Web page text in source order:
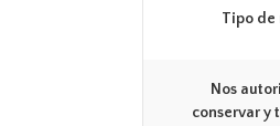
Tipo de
Nos
conservar y